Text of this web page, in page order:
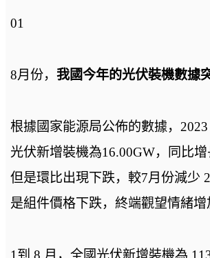
01
8月份， 我國今年的光伏裝機數據
根據國家能源局公佈的數據，
光伏新增裝機為16.00GW，同比增
但是環比出現下跌，較7月份減少
是組件價格下跌，終端觀望情緒增